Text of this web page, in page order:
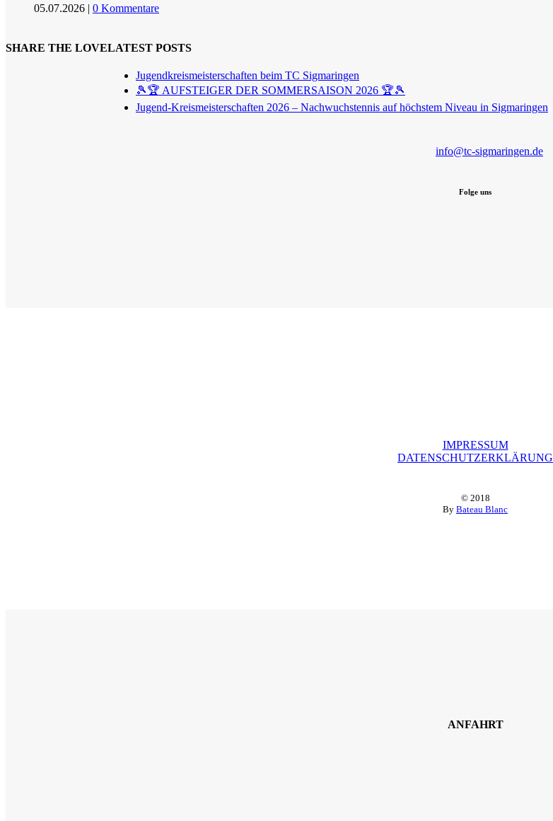
05.07.2026 0 Kommentare
SHARE THE LOVELATEST POSTS
Jugendkreismeisterschaften beim TC Sigmaringen
🎾🏆 AUFSTEIGER DER SOMMERSAISON 2026 🏆🎾
Jugend-Kreismeisterschaften 2026 – Nachwuchstennis auf höchstem Niveau in Sigmaringen
info@tc-sigmaringen.de
Folge uns
IMPRESSUM
DATENSCHUTZERKLÄRUNG
© 2018
By Bateau Blanc
ANFAHRT